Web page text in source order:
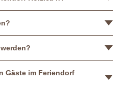
Gäste im Feriendorf